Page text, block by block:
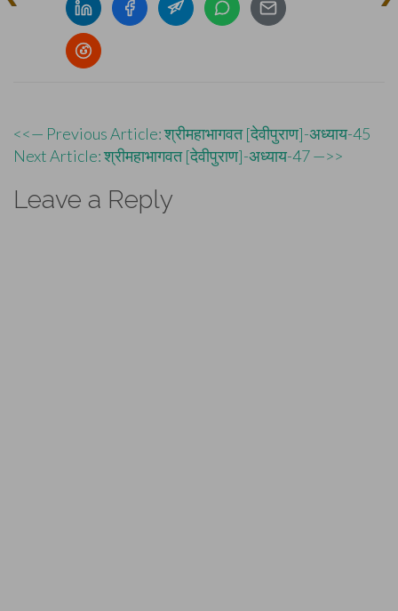
Post
navigation
<<— Previous Article: श्रीमहाभागवत [देवीपुराण]-अध्याय-45
Next Article: श्रीमहाभागवत [देवीपुराण]-अध्याय-47 —>>
Leave a Reply